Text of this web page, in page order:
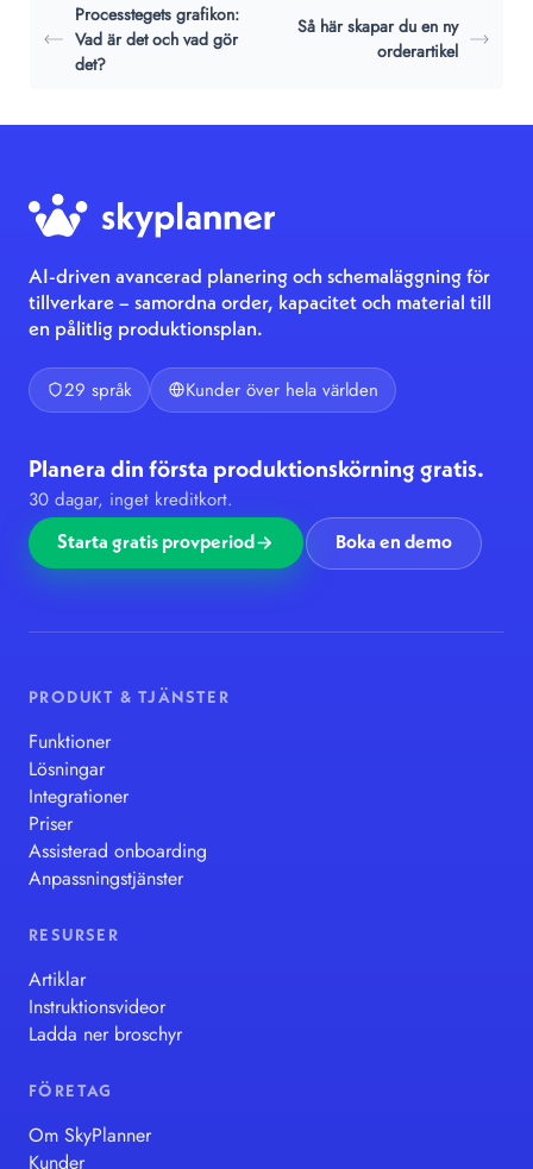
Processtegets grafikon:
Vad är det och vad gör
det?
Så här skapar du en ny
orderartikel
AI-driven avancerad planering och schemaläggning för
tillverkare – samordna order, kapacitet och material till
en pålitlig produktionsplan.
29 språk Kunder över hela världen
Planera din första produktionskörning gratis.
30 dagar, inget kreditkort.
Starta gratis provperiod Boka en demo
PRODUKT & TJÄNSTER
Funktioner
Lösningar
Integrationer
Priser
Assisterad onboarding
Anpassningstjänster
RESURSER
Artiklar
Instruktionsvideor
Ladda ner broschyr
FÖRETAG
Om SkyPlanner
Kunder